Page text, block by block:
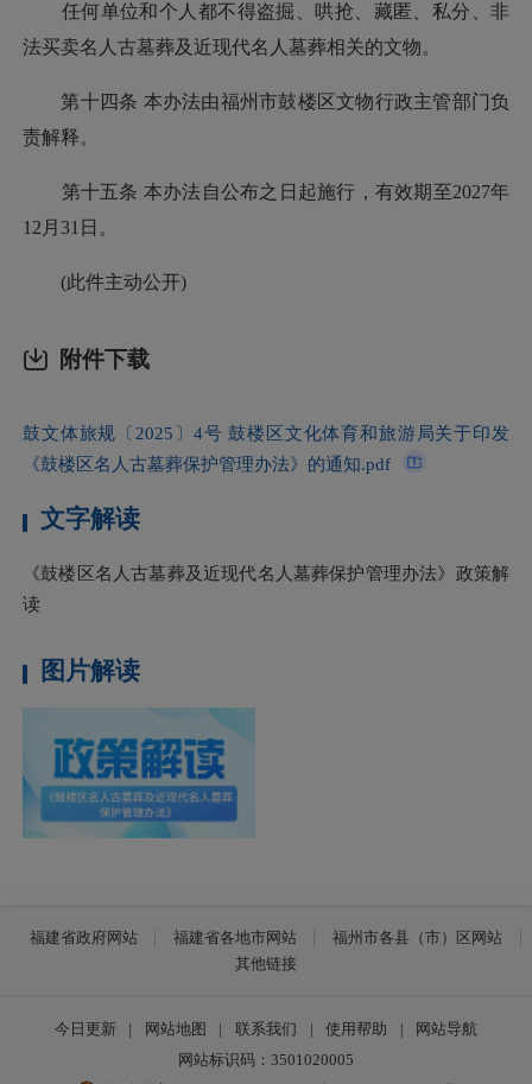
任何单位和个人都不得盗掘、哄抢、藏匿、私分、非
法买卖名人古墓葬及近现代名人墓葬相关的文物。
第十四条 本办法由福州市鼓楼区文物行政主管部门负
责解释。
第十五条 本办法自公布之日起施行，有效期至2027年
12月31日。
(此件主动公开)
附件下载
鼓文体旅规〔2025〕4号 鼓楼区文化体育和旅游局关于印发
《鼓楼区名人古墓葬保护管理办法》的通知.pdf
文字解读
《鼓楼区名人古墓葬及近现代名人墓葬保护管理办法》政策解
读
图片解读
福建省政府网站 福建省各地市网站
福州市各县（市）区网站
其他链接
今日更新 | 网站地图 | 联系我们 | 使用帮助 |
网站导航
网站标识码：3501020005